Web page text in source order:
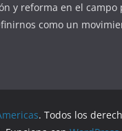
y reforma en el campo
como un
. Todos los